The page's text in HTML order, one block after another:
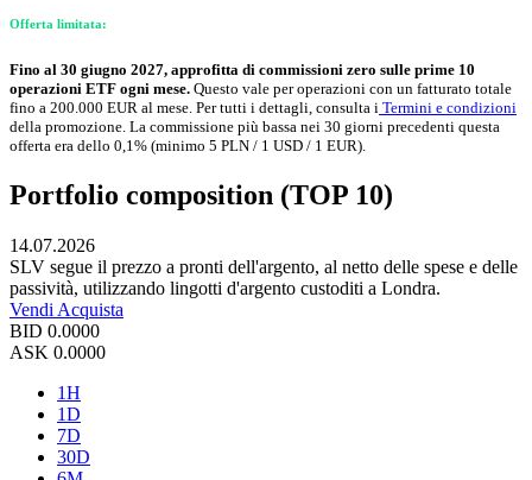
Offerta limitata:
Fino al 30 giugno 2027, approfitta di commissioni zero sulle prime 10
operazioni ETF ogni mese. Questo vale per operazioni con un fatturato totale
fino a 200.000 EUR al mese. Per tutti i dettagli, consulta i Termini e condizioni
della promozione. La commissione più bassa nei 30 giorni precedenti questa
offerta era dello 0,1% (minimo 5 PLN / 1 USD / 1 EUR).
Portfolio composition (TOP 10)
14.07.2026
SLV segue il prezzo a pronti dell'argento, al netto delle spese e delle
passività, utilizzando lingotti d'argento custoditi a Londra.
Vendi Acquista
BID 0.0000
ASK 0.0000
1H
1D
7D
30D